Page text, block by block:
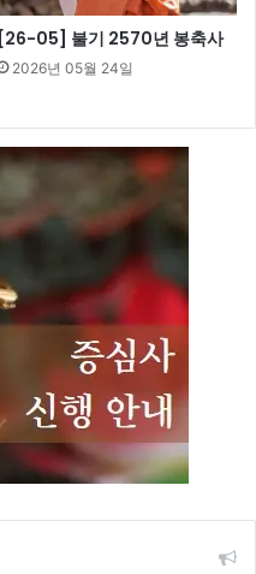
[26-05] 불기 2570년 봉축사
2026년 05월 24일